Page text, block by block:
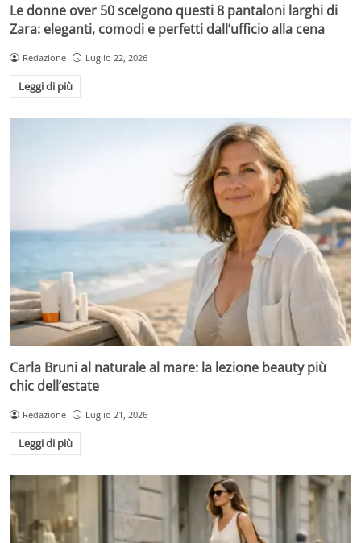
Le donne over 50 scelgono questi 8 pantaloni larghi di
Zara: eleganti, comodi e perfetti dall’ufficio alla cena
Redazione Luglio 22, 2026
Leggi di più
Carla Bruni al naturale al mare: la lezione beauty più
chic dell’estate
Redazione Luglio 21, 2026
Leggi di più